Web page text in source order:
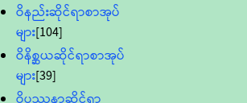
ဝိနည်းဆိုင်ရာစာအုပ်
များ[104]
ဝိနိစ္ဆယဆိုင်ရာစာအုပ်
များ[39]